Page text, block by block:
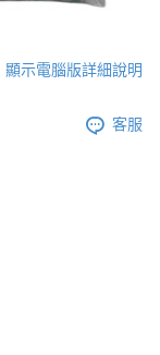
顯示電腦版詳細說明
客服